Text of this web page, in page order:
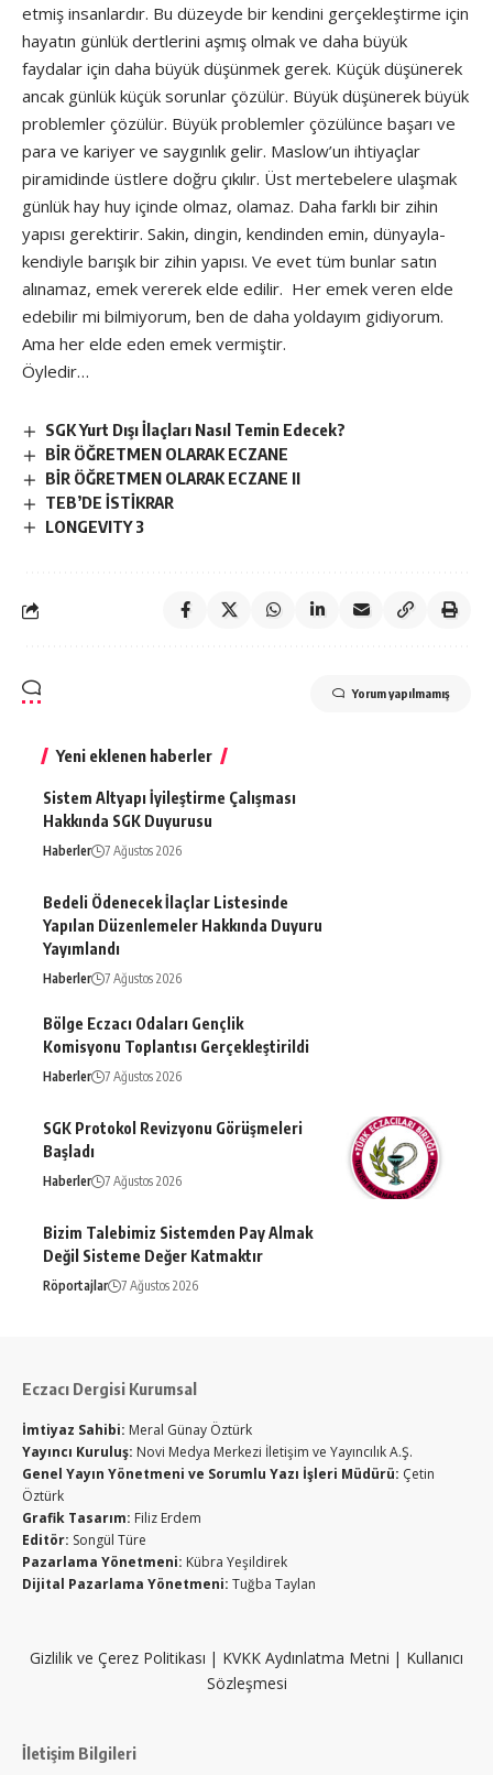
etmiş insanlardır. Bu düzeyde bir kendini gerçekleştirme için
hayatın günlük dertlerini aşmış olmak ve daha büyük
faydalar için daha büyük düşünmek gerek. Küçük düşünerek
ancak günlük küçük sorunlar çözülür. Büyük düşünerek büyük
problemler çözülür. Büyük problemler çözülünce başarı ve
para ve kariyer ve saygınlık gelir. Maslow’un ihtiyaçlar
piramidinde üstlere doğru çıkılır. Üst mertebelere ulaşmak
günlük hay huy içinde olmaz, olamaz. Daha farklı bir zihin
yapısı gerektirir. Sakin, dingin, kendinden emin, dünyayla-
kendiyle barışık bir zihin yapısı. Ve evet tüm bunlar satın
alınamaz, emek vererek elde edilir. Her emek veren elde
edebilir mi bilmiyorum, ben de daha yoldayım gidiyorum.
Ama her elde eden emek vermiştir.
Öyledir…
SGK Yurt Dışı İlaçları Nasıl Temin Edecek?
BİR ÖĞRETMEN OLARAK ECZANE
BİR ÖĞRETMEN OLARAK ECZANE II
TEB’DE İSTİKRAR
LONGEVITY 3
Yorum yapılmamış
Yeni eklenen haberler
Sistem Altyapı İyileştirme Çalışması
Hakkında SGK Duyurusu
Haberler 7 Ağustos 2026
Bedeli Ödenecek İlaçlar Listesinde
Yapılan Düzenlemeler Hakkında Duyuru
Yayımlandı
Haberler 7 Ağustos 2026
Bölge Eczacı Odaları Gençlik
Komisyonu Toplantısı Gerçekleştirildi
Haberler 7 Ağustos 2026
SGK Protokol Revizyonu Görüşmeleri
Başladı
Haberler 7 Ağustos 2026
Bizim Talebimiz Sistemden Pay Almak
Değil Sisteme Değer Katmaktır
Röportajlar 7 Ağustos 2026
Eczacı Dergisi Kurumsal
İmtiyaz Sahibi: Meral Günay Öztürk
Yayıncı Kuruluş: Novi Medya Merkezi İletişim ve Yayıncılık A.Ş.
Genel Yayın Yönetmeni ve Sorumlu Yazı İşleri Müdürü: Çetin
Öztürk
Grafik Tasarım: Filiz Erdem
Editör: Songül Türe
Pazarlama Yönetmeni: Kübra Yeşildirek
Dijital Pazarlama Yönetmeni: Tuğba Taylan
Gizlilik ve Çerez Politikası | KVKK Aydınlatma Metni | Kullanıcı
Sözleşmesi
İletişim Bilgileri